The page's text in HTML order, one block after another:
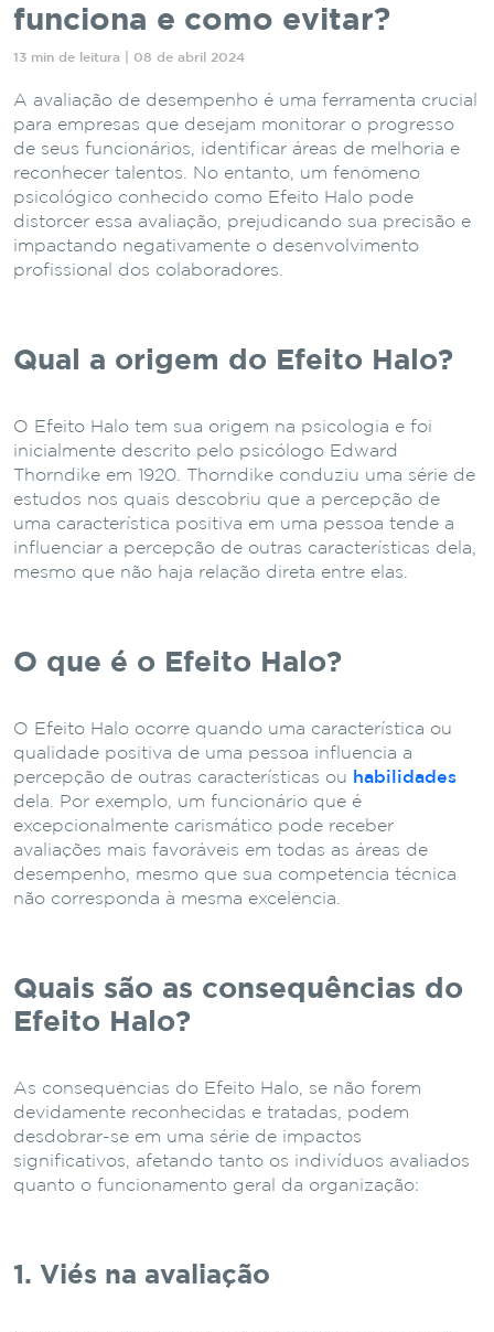
funciona e como evitar?
13 min de leitura | 08 de abril 2024
A avaliação de desempenho é uma ferramenta crucial
para empresas que desejam monitorar o progresso
de seus funcionários, identificar áreas de melhoria e
reconhecer talentos. No entanto, um fenômeno
psicológico conhecido como Efeito Halo pode
distorcer essa avaliação, prejudicando sua precisão e
impactando negativamente o desenvolvimento
profissional dos colaboradores.
Qual a origem do Efeito Halo?
O Efeito Halo tem sua origem na psicologia e foi
inicialmente descrito pelo psicólogo Edward
Thorndike em 1920. Thorndike conduziu uma série de
estudos nos quais descobriu que a percepção de
uma característica positiva em uma pessoa tende a
influenciar a percepção de outras características dela,
mesmo que não haja relação direta entre elas.
O que é o Efeito Halo?
O Efeito Halo ocorre quando uma característica ou
qualidade positiva de uma pessoa influencia a
percepção de outras características ou habilidades
dela. Por exemplo, um funcionário que é
excepcionalmente carismático pode receber
avaliações mais favoráveis em todas as áreas de
desempenho, mesmo que sua competência técnica
não corresponda à mesma excelência.
Quais são as consequências do
Efeito Halo?
As consequências do Efeito Halo, se não forem
devidamente reconhecidas e tratadas, podem
desdobrar-se em uma série de impactos
significativos, afetando tanto os indivíduos avaliados
quanto o funcionamento geral da organização:
1. Viés na avaliação